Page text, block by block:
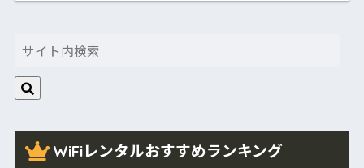
WiFiレンタルおすすめランキング